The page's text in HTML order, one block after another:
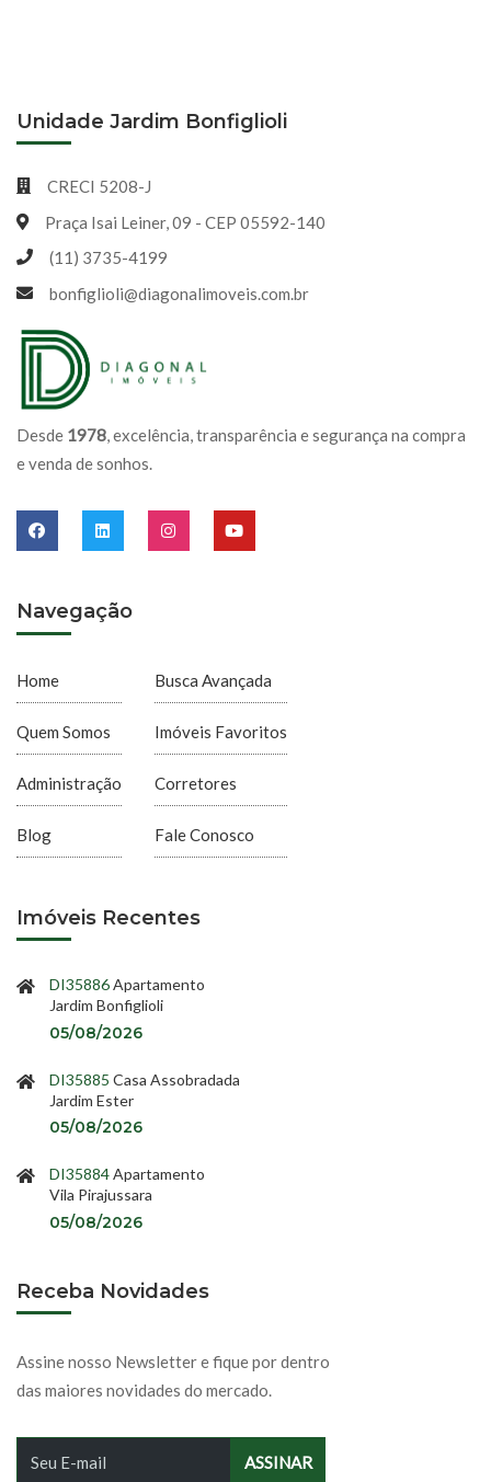
Desde 1978, excelência, transparência e segurança na compra
e venda de sonhos.
Navegação
Home
Quem Somos
Administração
Blog
Busca Avançada
Imóveis Favoritos
Corretores
Fale Conosco
Imóveis Recentes
DI35886Apartamento
Jardim Bonfiglioli
05/08/2026
DI35885 Casa Assobradada
Jardim Ester
05/08/2026
DI35884Apartamento
Vila Pirajussara
05/08/2026
Receba Novidades
Assine nosso Newsletter e fique por dentro
das maiores novidades do mercado.
Unidade Jardim Bonfiglioli
CRECI 5208-J
Praça Isai Leiner, 09 - CEP 05592-140
(11) 3735-4199
bonfiglioli@diagonalimoveis.com.br